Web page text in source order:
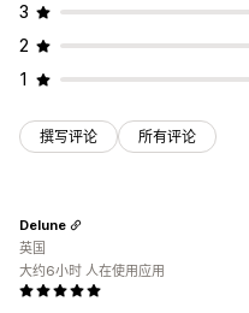
3
2
1
撰写评论 所有评论
Delune
英国
大约6小时 人在使用应用